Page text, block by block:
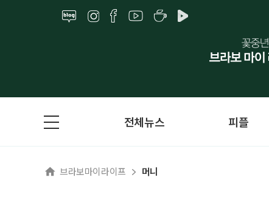
전체뉴스 피플
브라보마이라이프 머니